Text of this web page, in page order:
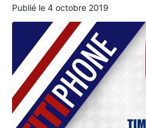
Publié le 4 octobre 2019